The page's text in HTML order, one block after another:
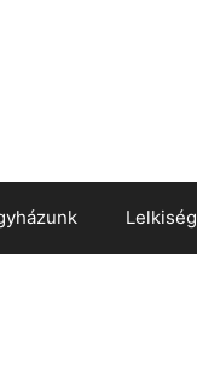
Lelkiség